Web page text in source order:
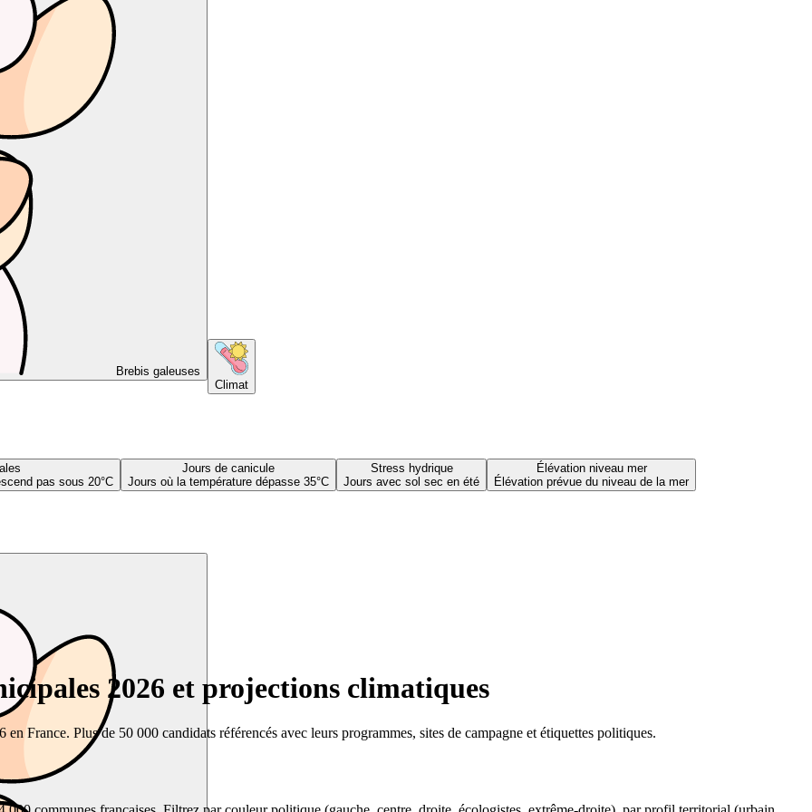
Brebis galeuses
Climat
pas sous 20°C
Jours de canicule
Jours où la température dépasse 35°C
Stress hydrique
Jours avec sol sec en été
Élévation niveau mer
Élévation prévue du niveau de la mer
2026 et projections climatiques
France. Plus de 50 000 candidats référencés avec leurs programmes, sites de campagne et étiquettes politiques.